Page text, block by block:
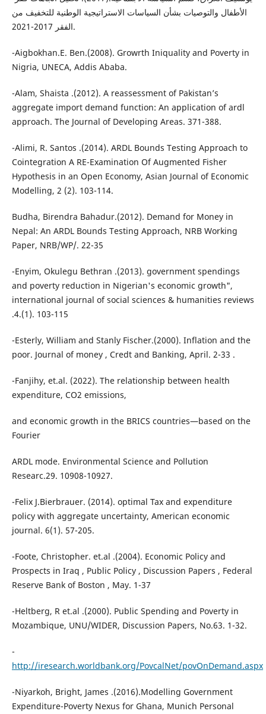
الأطفال والتوصيات بشأن السياسات الاستراتيجية الوطنية للتخفيف من
الفقر 2017-2021.
-Aigbokhan.E. Ben.(2008). Growrth Iniquality and Poverty in
Nigria, UNECA, Addis Ababa.
-Alam, Shaista .(2012). A reassessment of Pakistan’s
aggregate import demand function: An application of ardl
approach. The Journal of Developing Areas. 371-388.
-Alimi, R. Santos .(2014). ARDL Bounds Testing Approach to
Cointegration A RE-Examination Of Augmented Fisher
Hypothesis in an Open Economy, Asian Journal of Economic
Modelling, 2 (2). 103-114.
Budha, Birendra Bahadur.(2012). Demand for Money in
Nepal: An ARDL Bounds Testing Approach, NRB Working
Paper, NRB/WP/. 22-35
-Enyim, Okulegu Bethran .(2013). government spendings
and poverty reduction in Nigerian's economic growth",
international journal of social sciences & humanities reviews
.4.(1). 103-115
-Esterly, William and Stanly Fischer.(2000). Inflation and the
poor. Journal of money , Credt and Banking, April. 2-33 .
-Fanjihy, et.al. (2022). The relationship between health
expenditure, CO2 emissions,
and economic growth in the BRICS countries—based on the
Fourier
ARDL mode. Environmental Science and Pollution
Researc.29. 10908-10927.
-Felix J.Bierbrauer. (2014). optimal Tax and expenditure
policy with aggregate uncertainty, American economic
journal. 6(1). 57-205.
-Foote, Christopher. et.al .(2004). Economic Policy and
Prospects in Iraq , Public Policy , Discussion Papers , Federal
Reserve Bank of Boston , May. 1-37
-Heltberg, R et.al .(2000). Public Spending and Poverty in
Mozambique, UNU/WIDER, Discussion Papers, No.63. 1-32.
-
http://iresearch.worldbank.org/PovcalNet/povOnDemand.aspx
-Niyarkoh, Bright, James .(2016).Modelling Government
Expenditure-Poverty Nexus for Ghana, Munich Personal